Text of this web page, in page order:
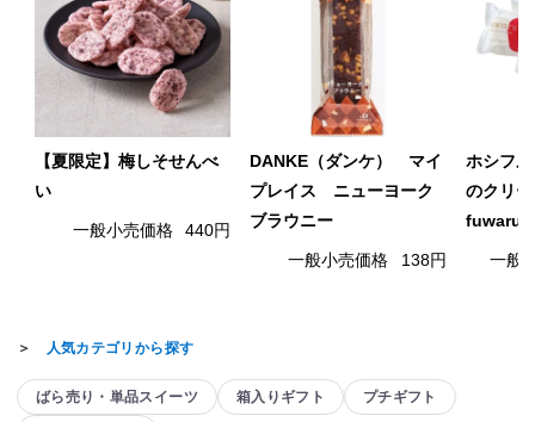
【夏限定】梅しそせんべ
い
一般小売価格 440円
DANKE（ダンケ） マイ
プレイス ニューヨーク
ブラウニー
一般小売価格 138円
ホシフ
のクリ
fuwaru
一般
＞ 人気カテゴリから探す
ばら売り・単品スイーツ 箱入りギフト プチギフト